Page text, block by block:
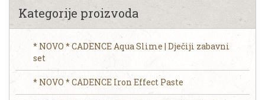
Kategorije proizvoda
* NOVO * CADENCE Aqua Slime | Dječiji zabavni
set
* NOVO * CADENCE Iron Effect Paste